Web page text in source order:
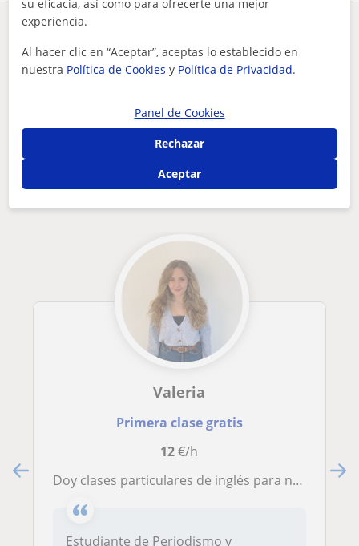
Tus clases particulares
A domicilio
Otros profesores de FCE First Certificate
in English en Rivas-Vaciamadrid que
pueden interesarte
Valeria
Primera clase gratis
12€/h
Doy clases particulares de inglés para niños que necesiten apoyo. Preparaciones KET PET y FCE
Estudiante de Periodismo y
su eficacia, así como para ofrecerte una mejor
experiencia.
Al hacer clic en “Aceptar”, aceptas lo establecido en
nuestra Política de Cookies y Política de Privacidad.
Panel de Cookies
Rechazar
Aceptar